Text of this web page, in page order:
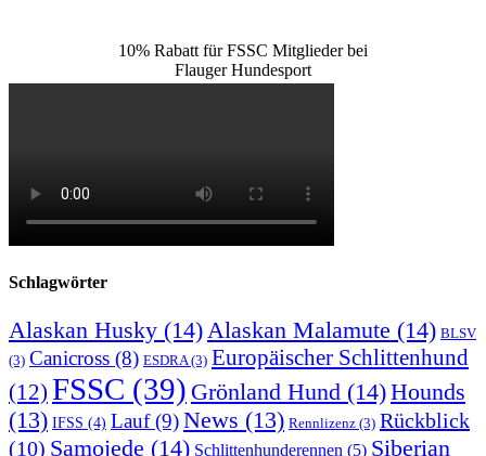
10% Rabatt für FSSC Mitglieder bei
Flauger Hundesport
Schlagwörter
Alaskan Husky (14) Alaskan Malamute (14) BLSV
(3) Canicross (8) ESDRA (3) Europäischer Schlittenhund
(12) FSSC (39) Grönland Hund (14)Hounds
(13) IFSS (4) Lauf(9)News (13) Rennlizenz (3) Rückblick
(10) Samojede (14) Schlittenhunderennen (5) Siberian